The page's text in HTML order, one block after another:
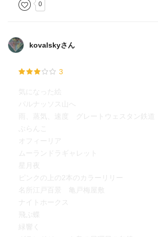
0
kovalskyさん
3
気になった絵
パルナッソス山へ
雨、蒸気、速度 グレートウェスタン鉄道
ぶらんこ
オフィーリア
ムーランドラギャレット
星月夜
ピンクの上の2本のカラーリリー
名所江戸百景 亀戸梅屋敷
ナイトホークス
飛ぶ蝶
緑響く